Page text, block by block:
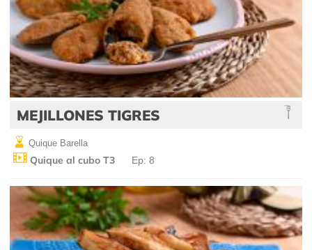
MEJILLONES TIGRES
Quique Barella
Quique al cubo T3 Ep: 8